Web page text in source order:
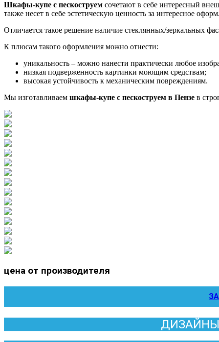
Шкафы-купе с пескоструем сочетают в себе интересный
также несет в себе эстетическую ценность за интересное
Отличается такое решение наличие стеклянных/зеркальных
К плюсам такого оформления можно отнести:
уникальность – можно нанести практически любое
низкая подверженность картинки моющим средствам;
высокая устойчивость к механическим повреждениям.
Мы изготавливаем шкафы-купе с пескоструем в Пензе в
цена от производителя